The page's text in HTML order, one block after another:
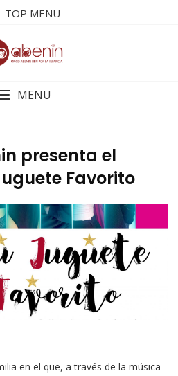
TOP MENU
MENU
presenta el
Favorito
en el que, a través de la música